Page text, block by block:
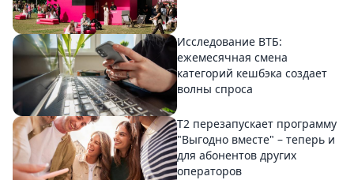
Исследование ВТБ:
ежемесячная смена
категорий кешбэка создает
волны спроса
Т2 перезапускает программу
"Выгодно вместе" – теперь и
для абонентов других
операторов